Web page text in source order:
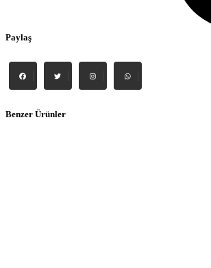
Paylaş
Benzer Ürünler